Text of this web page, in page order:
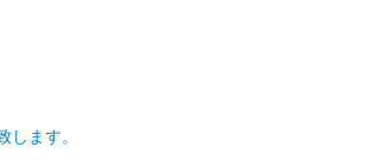
ます。